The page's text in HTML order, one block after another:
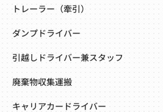
トレーラー（牽引）
ダンプドライバー
引越しドライバー兼スタッフ
廃棄物収集運搬
キャリアカードライバー